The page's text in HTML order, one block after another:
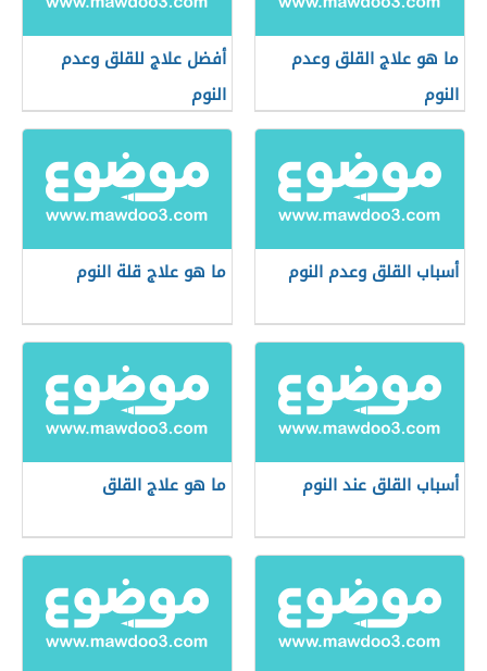
ما هو علاج القلق وعدم
النوم
أفضل علاج للقلق وعدم
النوم
أسباب القلق وعدم النوم ما هو علاج قلة النوم
أسباب القلق عند النوم ما هو علاج القلق